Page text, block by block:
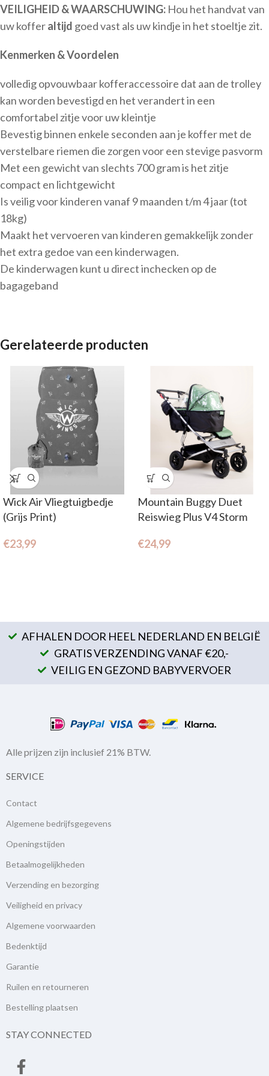
VEILIGHEID & WAARSCHUWING: Hou het handvat van
uw kofferaltijd goed vast als uw kindje in het stoeltje zit.
Kenmerken & Voordelen
volledig opvouwbaar kofferaccessoire dat aan de trolley
kan worden bevestigd en het verandert in een
comfortabel zitje voor uw kleintje
Bevestig binnen enkele seconden aan je koffer met de
verstelbare riemen die zorgen voor een stevige pasvorm
Met een gewicht van slechts 700 gram is het zitje
compact en lichtgewicht
Is veilig voor kinderen vanaf 9 maanden t/m 4 jaar (tot
18kg)
Maakt het vervoeren van kinderen gemakkelijk zonder
het extra gedoe van een kinderwagen.
De kinderwagen kunt u direct inchecken op de
bagageband
Gerelateerde producten
Wick Air Vliegtuigbedje
(Grijs Print)
€23,99
Mountain Buggy Duet
Reiswieg Plus V4 Storm
€24,99
AFHALEN DOOR HEEL NEDERLAND EN BELGIË
GRATIS VERZENDING VANAF €20,-
VEILIG EN GEZOND BABYVERVOER
Alle prijzen zijn inclusief 21% BTW.
SERVICE
Contact
Algemene bedrijfsgegevens
Openingstijden
Betaalmogelijkheden
Verzending en bezorging
Veiligheid en privacy
Algemene voorwaarden
Bedenktijd
Garantie
Ruilen en retourneren
Bestelling plaatsen
STAY CONNECTED